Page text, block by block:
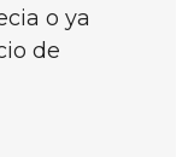
o ya
de